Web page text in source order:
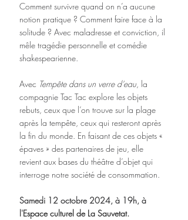
Comment survivre quand on n’a aucune
notion pratique ? Comment faire face à la
solitude ? Avec maladresse et conviction, il
mêle tragédie personnelle et comédie
shakespearienne.
Avec Tempête dans un verre d’eau, la
compagnie Tac Tac explore les objets
rebuts, ceux que l’on trouve sur la plage
après la tempête, ceux qui resteront après
la fin du monde. En faisant de ces objets «
épaves » des partenaires de jeu, elle
revient aux bases du théâtre d’objet qui
interroge notre société de consommation.
Samedi 12 octobre 2024, à 19h, à
l'Espace culturel de La Sauvetat.